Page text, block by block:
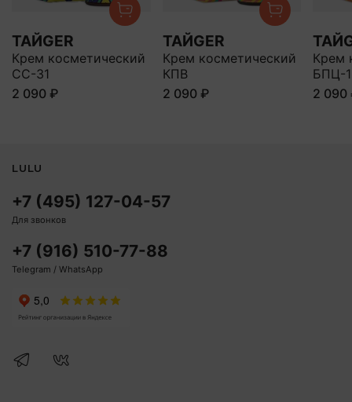
ТАЙGER
Крем косметический
СС-31
2 090 ₽
ТАЙGER
Крем косметический
КПВ
2 090 ₽
Крем
БПЦ-
2 090
+7 (495) 127-04-57
Для звонков
+7 (916) 510-77-88
Telegram / WhatsApp
LULU